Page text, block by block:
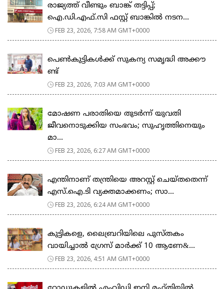
രാജ്യത്ത് വീണ്ടും ബാങ്ക് തട്ടിപ്പ്;
ഐ.ഡി.എഫ്.സി ഫസ്റ്റ് ബാങ്കിൽ നടന...
FEB 23, 2026, 7:58 AM GMT+0000
പെ​ൺ​കു​ട്ടി​ക​ൾ​ക്ക് സു​ക​ന്യ സ​മൃ​ദ്ധി അ​ക്കൗ​
ണ്ട്
FEB 23, 2026, 7:03 AM GMT+0000
മോഷണ പരാതിയെ തുടര്‍ന്ന് യുവതി
ജീവനൊടുക്കിയ സംഭവം; സുഹൃത്തിനെയും
മാ...
FEB 23, 2026, 6:27 AM GMT+0000
എന്തിനാണ് തന്ത്രിയെ അറസ്റ്റ് ചെയ്തതെന്ന്
എസ്.ഐ.ടി വ്യക്തമാക്കണം; സാ...
FEB 23, 2026, 6:24 AM GMT+0000
കുട്ടികളെ, ലൈബ്രറിയിലെ പുസ്തകം
വായിച്ചാല്‍ ഗ്രേസ് മാര്‍ക്ക് 10 ആണേ&...
FEB 23, 2026, 4:51 AM GMT+0000